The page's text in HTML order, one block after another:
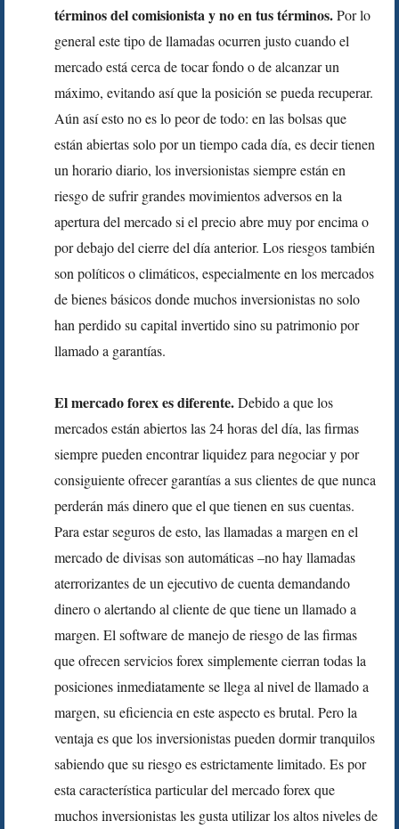
términos del comisionista y no en tus términos.Por lo
general este tipo de llamadas ocurren justo cuando el
mercado está cerca de tocar fondo o de alcanzar un
máximo, evitando así que la posición se pueda recuperar.
Aún así esto no es lo peor de todo: en las bolsas que
están abiertas solo por un tiempo cada día, es decir tienen
un horario diario, los inversionistas siempre están en
riesgo de sufrir grandes movimientos adversos en la
apertura del mercado si el precio abre muy por encima o
por debajo del cierre del día anterior. Los riesgos también
son políticos o climáticos, especialmente en los mercados
de bienes básicos donde muchos inversionistas no solo
han perdido su capital invertido sino su patrimonio por
llamado a garantías.
El mercado forex es diferente.Debido a que los
mercados están abiertos las 24 horas del día, las firmas
siempre pueden encontrar liquidez para negociar y por
consiguiente ofrecer garantías a sus clientes de que nunca
perderán más dinero que el que tienen en sus cuentas.
Para estar seguros de esto, las llamadas a margen en el
mercado de divisas son automáticas –no hay llamadas
aterrorizantes de un ejecutivo de cuenta demandando
dinero o alertando al cliente de que tiene un llamado a
margen. El software de manejo de riesgo de las firmas
que ofrecen servicios forex simplemente cierran todas la
posiciones inmediatamente se llega al nivel de llamado a
margen, su eficiencia en este aspecto es brutal. Pero la
ventaja es que los inversionistas pueden dormir tranquilos
sabiendo que su riesgo es estrictamente limitado. Es por
esta característica particular del mercado forex que
muchos inversionistas les gusta utilizar los altos niveles de